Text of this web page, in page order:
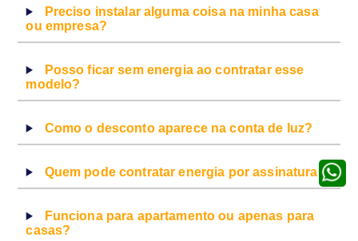
Entre
Preciso instalar alguma coisa na minha casa
ou empresa?
Posso ficar sem energia ao contratar esse
modelo?
Como o desconto aparece na conta de luz?
Quem pode contratar energia por assinatura?
Funciona para apartamento ou apenas para
casas?